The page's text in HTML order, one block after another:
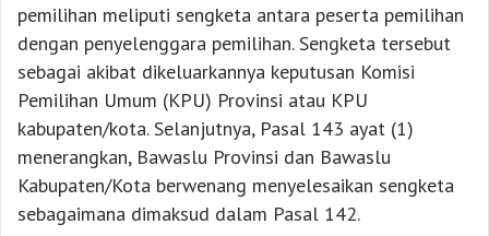
pemilihan meliputi sengketa antara peserta pemilihan
dengan penyelenggara pemilihan. Sengketa tersebut
sebagai akibat dikeluarkannya keputusan Komisi
Pemilihan Umum (KPU) Provinsi atau KPU
kabupaten/kota. Selanjutnya, Pasal 143 ayat (1)
menerangkan, Bawaslu Provinsi dan Bawaslu
Kabupaten/Kota berwenang menyelesaikan sengketa
sebagaimana dimaksud dalam Pasal 142.